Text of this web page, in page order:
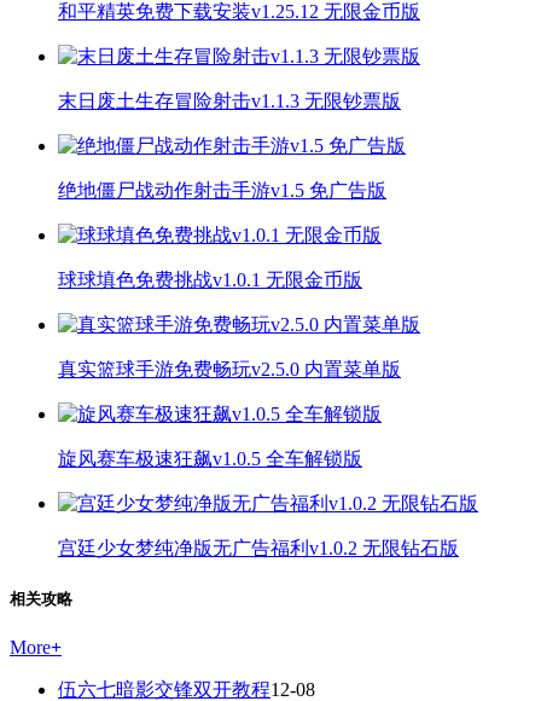
和平精英免费下载安装v1.25.12 无限金币版
末日废土生存冒险射击v1.1.3 无限钞票版
绝地僵尸战动作射击手游v1.5 免广告版
球球填色免费挑战v1.0.1 无限金币版
真实篮球手游免费畅玩v2.5.0 内置菜单版
旋风赛车极速狂飙v1.0.5 全车解锁版
宫廷少女梦纯净版无广告福利v1.0.2 无限钻石版
相关攻略
More+
伍六七暗影交锋双开教程12-08